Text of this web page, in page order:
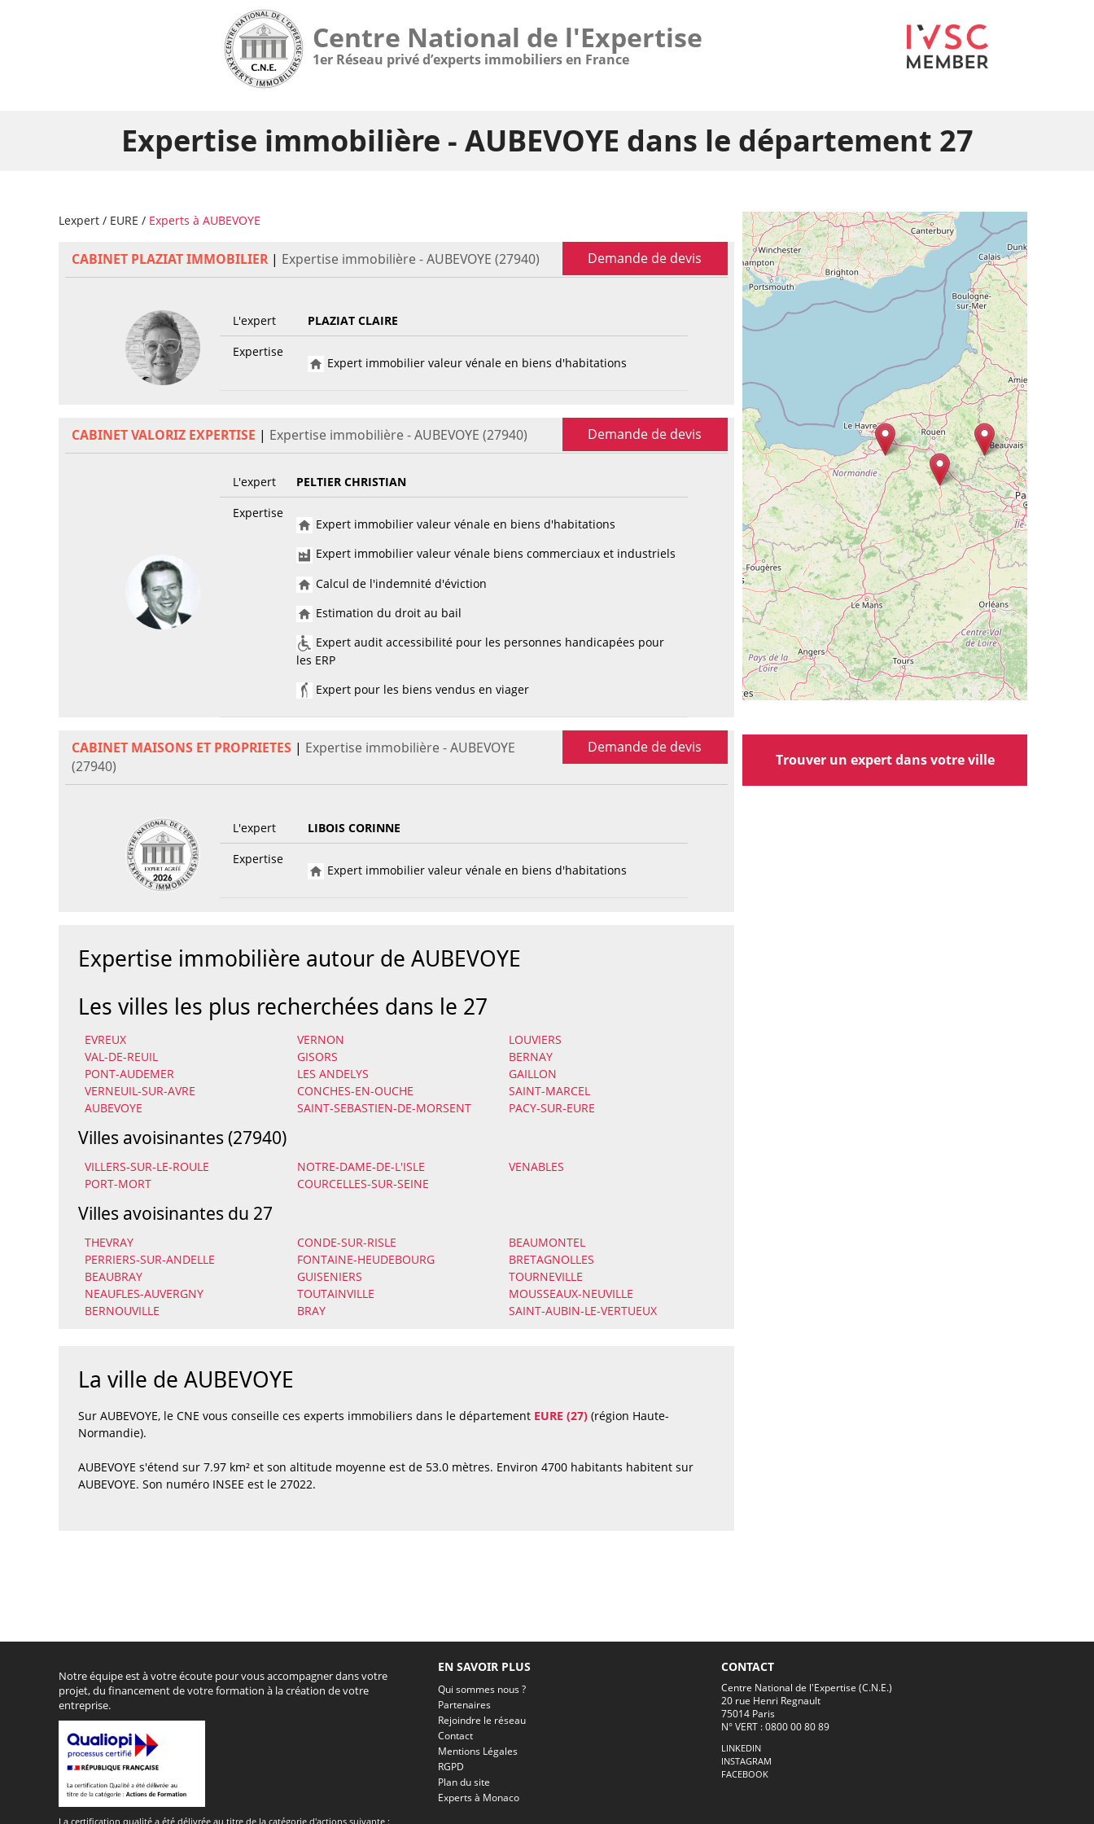
Centre National de l'Expertise
1er Réseau privé d’experts immobiliers en France
Expertise immobilière - AUBEVOYE dans le département 27
Lexpert / EURE / Experts à AUBEVOYE
CABINET PLAZIAT IMMOBILIER | Expertise immobilière - AUBEVOYE (27940) Demande de devis
L'expert
PLAZIAT CLAIRE
Expertise
Expert immobilier valeur vénale en biens d'habitations
CABINET VALORIZ EXPERTISE | Expertise immobilière - AUBEVOYE (27940) Demande de devis
L'expert
PELTIER CHRISTIAN
Expertise
Expert immobilier valeur vénale en biens d'habitations
Expert immobilier valeur vénale biens commerciaux et industriels
Calcul de l'indemnité d'éviction
Estimation du droit au bail
Expert audit accessibilité pour les personnes handicapées pour
les ERP
Expert pour les biens vendus en viager
CABINET MAISONS ET PROPRIETES | Expertise immobilière - AUBEVOYE
(27940)
Demande de devis
L'expert
LIBOIS CORINNE
Expertise
Expert immobilier valeur vénale en biens d'habitations
Expertise immobilière autour de AUBEVOYE
Les villes les plus recherchées dans le 27
EVREUX VERNON
LOUVIERS
VAL-DE-REUIL
GISORS
BERNAY
PONT-AUDEMER
LES ANDELYS
GAILLON
VERNEUIL-SUR-AVRE
CONCHES-EN-OUCHE
SAINT-MARCEL
AUBEVOYE
SAINT-SEBASTIEN-DE-MORSENT PACY-SUR-EURE
Villes avoisinantes (27940)
VILLERS-SUR-LE-ROULE NOTRE-DAME-DE-L'ISLE
VENABLES
PORT-MORT
COURCELLES-SUR-SEINE
Villes avoisinantes du 27
THEVRAY CONDE-SUR-RISLE
BEAUMONTEL
PERRIERS-SUR-ANDELLE
FONTAINE-HEUDEBOURG
BRETAGNOLLES
BEAUBRAY
GUISENIERS
TOURNEVILLE
NEAUFLES-AUVERGNY
TOUTAINVILLE
MOUSSEAUX-NEUVILLE
BERNOUVILLE
BRAY SAINT-AUBIN-LE-VERTUEUX
La ville de AUBEVOYE
Sur AUBEVOYE, le CNE vous conseille ces experts immobiliers dans le département EURE (27) (région Haute-
Normandie).
AUBEVOYE s'étend sur 7.97 km² et son altitude moyenne est de 53.0 mètres. Environ 4700 habitants habitent sur
AUBEVOYE. Son numéro INSEE est le 27022.
Trouver un expert dans votre ville
Notre équipe est à votre écoute pour vous accompagner dans votre
projet, du financement de votre formation à la création de votre
entreprise.
La certification qualité a été délivrée au titre de la catégorie d'actions suivante :
EN SAVOIR PLUS
Qui sommes nous ?
Partenaires
Rejoindre le réseau
Contact
Mentions Légales
RGPD
Plan du site
Experts à Monaco
CONTACT
Centre National de l'Expertise (C.N.E.)
20 rue Henri Regnault
75014 Paris
N° VERT : 0800 00 80 89
LINKEDIN
INSTAGRAM
FACEBOOK